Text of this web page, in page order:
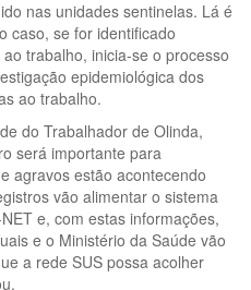
nas unidades sentinelas. Lá é
caso, se for identificado
trabalho, inicia-se o processo
epidemiológica dos
ao trabalho.
do Trabalhador de Olinda,
será importante para
agravos estão acontecendo
vão alimentar o sistema
e, com estas informações,
e o Ministério da Saúde vão
a rede SUS possa acolher